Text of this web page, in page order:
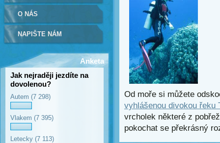
Od moře si můžete
vyhlášenou divokou řeku
vrcholek některé z
pokochat se překrásný
O NÁS
NAPIŠTE NÁM
Anketa
Jak nejraději jezdíte na
dovolenou?
Autem (7 298)
Vlakem (7 395)
Letecky (7 113)